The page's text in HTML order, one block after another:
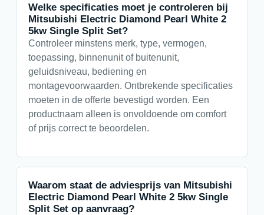
Welke specificaties moet je controleren bij
Mitsubishi Electric Diamond Pearl White 2
5kw Single Split Set?
Controleer minstens merk, type, vermogen,
toepassing, binnenunit of buitenunit,
geluidsniveau, bediening en
montagevoorwaarden. Ontbrekende specificaties
moeten in de offerte bevestigd worden. Een
productnaam alleen is onvoldoende om comfort
of prijs correct te beoordelen.
Waarom staat de adviesprijs van Mitsubishi
Electric Diamond Pearl White 2 5kw Single
Split Set op aanvraag?